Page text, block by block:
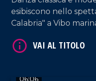
esibiscono nello
Calabria" a Vibo
06:06